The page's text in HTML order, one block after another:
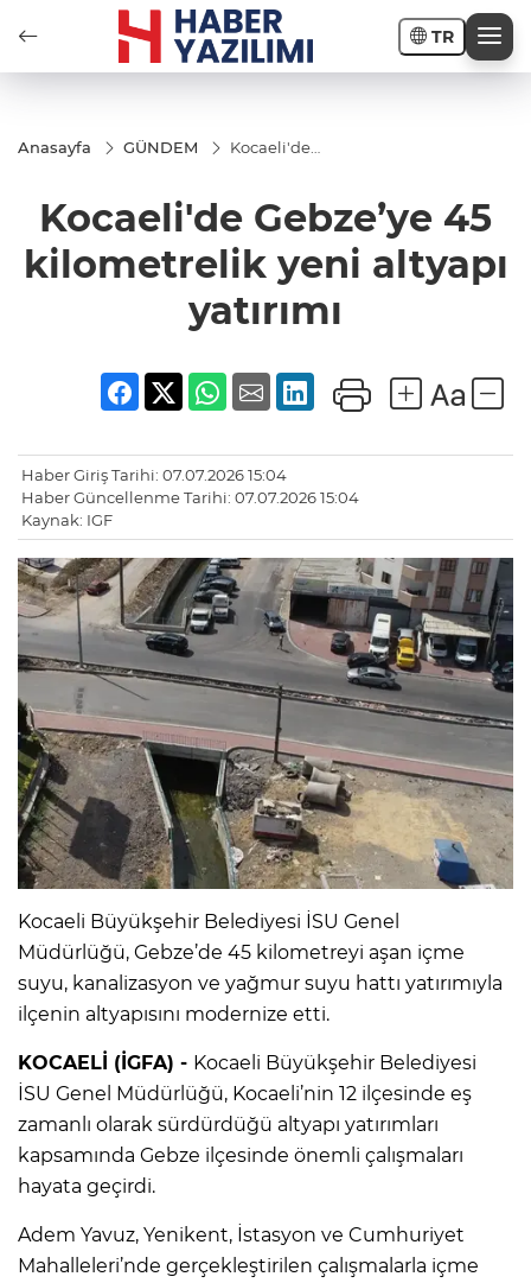
TR
Anasayfa GÜNDEM
Kocaeli'de
yeni altyapı
yatırımı
Kocaeli'de Gebze’ye 45
kilometrelik yeni altyapı
yatırımı
Haber Giriş Tarihi: 07.07.2026 15:04
Haber Güncellenme Tarihi: 07.07.2026 15:04
Kaynak: IGF
Kocaeli Büyükşehir Belediyesi İSU Genel
Müdürlüğü, Gebze’de 45 kilometreyi aşan içme
suyu, kanalizasyon ve yağmur suyu hattı yatırımıyla
ilçenin altyapısını modernize etti.
KOCAELİ (İGFA) - Kocaeli Büyükşehir Belediyesi
İSU Genel Müdürlüğü, Kocaeli’nin 12 ilçesinde eş
zamanlı olarak sürdürdüğü altyapı yatırımları
kapsamında Gebze ilçesinde önemli çalışmaları
hayata geçirdi.
Adem Yavuz, Yenikent, İstasyon ve Cumhuriyet
Mahalleleri’nde gerçekleştirilen çalışmalarla içme